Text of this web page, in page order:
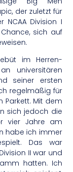
der zuletzt für
NCAA Division I
sich auf
im Herren-
universitären
seiner ersten
regelmäßig für
Parkett. Mit dem
sich jedoch die
vier Jahre am
habe ich immer
Das war
II war und
hatten. Ich